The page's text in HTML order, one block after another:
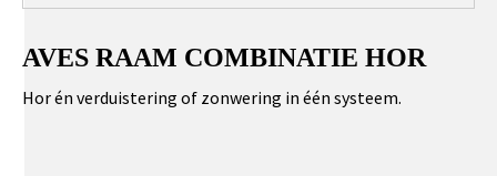
AVES RAAM COMBINATIE HOR
Hor én verduistering of zonwering in één systeem.